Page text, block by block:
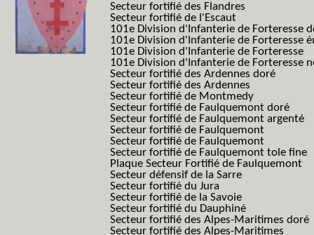
Secteur fortifié des Flandres
Secteur fortifié de l'Escaut
101e Division d'Infanterie de Forteresse
101e Division d'Infanterie de Forteresse
101e Division d'Infanterie de Forteresse
101e Division d'Infanterie de Forteresse
Secteur fortifié des Ardennes doré
Secteur fortifié des Ardennes
Secteur fortifié de Montmedy
Secteur fortifié de Faulquemont doré
Secteur fortifié de Faulquemont argenté
Secteur fortifié de Faulquemont
Secteur fortifié de Faulquemont
Secteur fortifié de Faulquemont tole fine
Plaque Secteur Fortifié de Faulquemont
Secteur défensif de la Sarre
Secteur fortifié du Jura
Secteur fortifié de la Savoie
Secteur fortifié du Dauphiné
Secteur fortifié des Alpes-Maritimes doré
Secteur fortifié des Alpes-Maritimes